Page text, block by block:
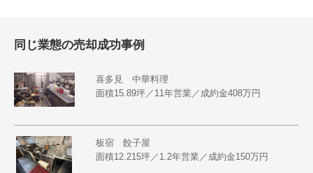
同じ業態の売却成功事例
喜多見 中華料理
面積15.89坪／11年営業／成約金408万円
板宿 餃子屋
面積12.215坪／1.2年営業／成約金150万円